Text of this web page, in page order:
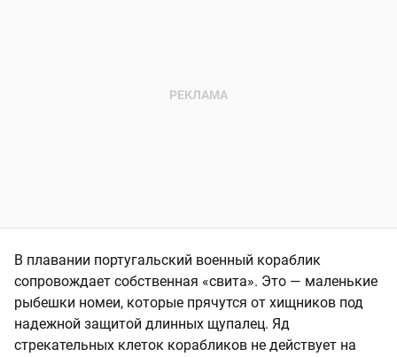
В плавании португальский военный кораблик
сопровождает собственная «свита». Это — маленькие
рыбешки номеи, которые прячутся от хищников под
надежной защитой длинных щупалец. Яд
стрекательных клеток корабликов не действует на